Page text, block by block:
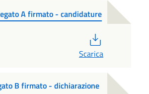
A firmato - candidature
Scarica
B firmato - dichiarazione